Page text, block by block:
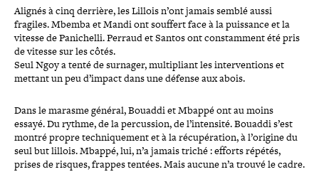
Alignés à cinq derrière, les Lillois n’ont jamais semblé aussi
fragiles. Mbemba et Mandi ont souffert face à la puissance et la
vitesse de Panichelli. Perraud et Santos ont constam­ment été pris
de vitesse sur les côtés.
Seul Ngoy a tenté de surnager, mul­ti­pliant les inter­ven­tions et
mettant un peu d’impact dans une défense aux abois.
Dans le marasme général, Bouaddi et Mbappé ont au moins
essayé. Du rythme, de la per­cus­sion, de l’intensité. Bouaddi s’est
montré propre tech­ni­que­ment et à la récu­pé­ra­tion, à l’origine du
seul but lillois. Mbappé, lui, n’a jamais triché : efforts répétés,
prises de risques, frappes tentées. Mais aucune n’a trouvé le cadre.